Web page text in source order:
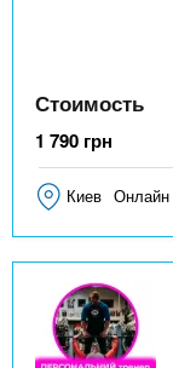
Стоимость
1 790 грн
Киев Онлайн